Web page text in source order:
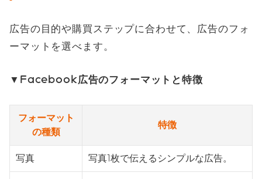
広告の目的や購買ステップに合わせて、広告のフォ
ーマットを選べます。
▼Facebook広告のフォーマットと特徴
フォーマット
の種類
特徴
写真 写真1枚で伝えるシンプルな広告。